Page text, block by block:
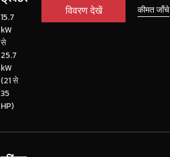
15.7
kW
से
25.7
kW
(21 से
35
HP)
विवरण देखें कीमत जाँचे